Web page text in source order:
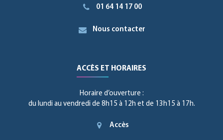
01 64 14 17 00
Nous contacter
ACCÈS ET HORAIRES
Horaire d’ouverture :
du lundi au vendredi de 8h15 à 12h et de 13h15 à 17h.
Accès